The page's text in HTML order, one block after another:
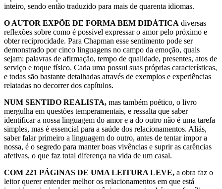
inteiro, sendo então traduzido para mais de quarenta idiomas.
O AUTOR EXPÕE DE FORMA BEM DIDÁTICA diversas
reflexões sobre como é possível expressar o amor pelo próximo e
obter reciprocidade. Para Chapman esse sentimento pode ser
demonstrado por cinco linguagens no campo da emoção, quais
sejam: palavras de afirmação, tempo de qualidade, presentes, atos de
serviço e toque físico. Cada uma possui suas próprias características,
e todas são bastante detalhadas através de exemplos e experiências
relatadas no decorrer dos capítulos.
NUM SENTIDO REALISTA, mas também poético, o livro
mergulha em questões temperamentais, e ressalta que saber
identificar a nossa linguagem do amor e a do outro não é uma tarefa
simples, mas é essencial para a saúde dos relacionamentos. Aliás,
saber falar primeiro a linguagem do outro, antes de tentar impor a
nossa, é o segredo para manter boas vivências e suprir as carências
afetivas, o que faz total diferença na vida de um casal.
COM 221 PÁGINAS DE UMA LEITURA LEVE, a obra faz o
leitor querer entender melhor os relacionamentos em que está